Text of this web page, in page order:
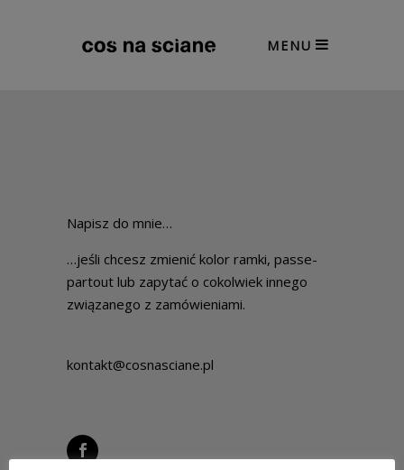
MENU
Napisz do mnie…
…jeśli chcesz zmienić kolor ramki, passe-
partout lub zapytać o cokolwiek innego
związanego z zamówieniami.
kontakt@cosnasciane.pl